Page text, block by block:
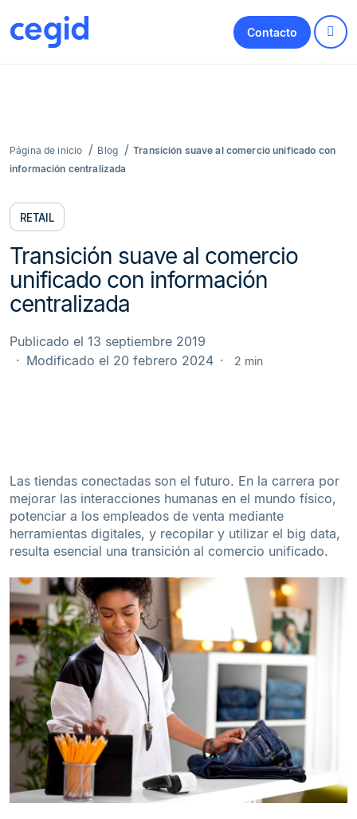
Contacto
Página de inicio Blog
Transición suave al comercio unificado con
información centralizada
RETAIL
Transición suave al comercio
unificado con información
centralizada
Publicado el 13 septiembre 2019
Modificado el 20 febrero 2024
2 min
Las tiendas conectadas son el futuro. En la carrera por
mejorar las interacciones humanas en el mundo físico,
potenciar a los empleados de venta mediante
herramientas digitales, y recopilar y utilizar el big data,
resulta esencial una transición al comercio unificado.